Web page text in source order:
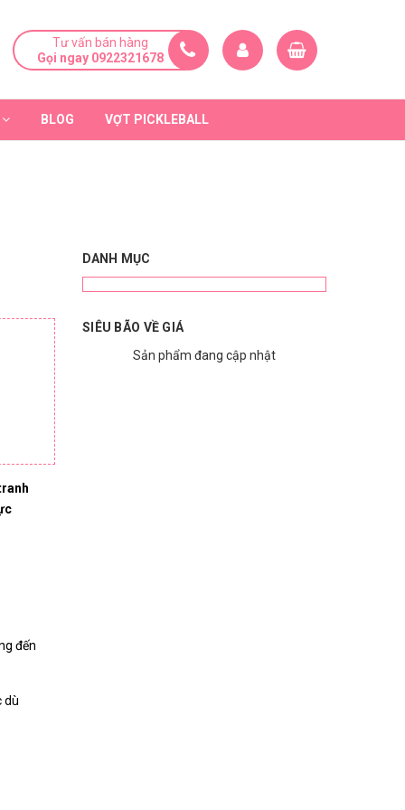
Tư vấn bán hàng
Gọi ngay 0922321678
BLOG VỢT PICKLEBALL
đến
dù
DANH MỤC
SIÊU BÃO VỀ GIÁ
Sản phẩm đang cập nhật